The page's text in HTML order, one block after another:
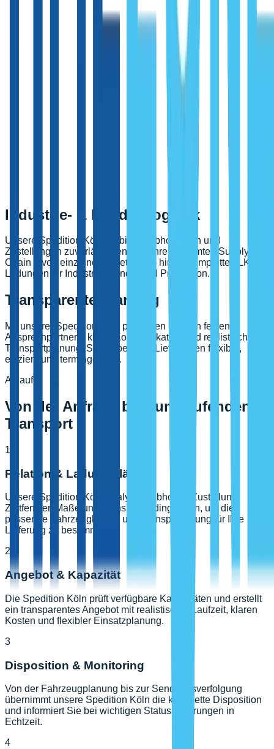
Industrie- & Handelslogistik
Unsere Spedition Köln verbindet Abholungen und
Zustellungen zuverlässig entlang Ihrer gesamten Supply
Chain – von einzelnen Paletten bis hin zu kompletten LKW-
Ladungen für Industrie, Handel und Produktion.
Transparente Planung
Mit unserer Spedition Köln profitieren Sie von festen
Ansprechpartnern, klarer Kommunikation und realistischer
Transportplanung. So bleiben Ihre Lieferketten flexibel,
effizient und termingerecht.
Ablauf
Von der Anfrage bis zum laufenden
Transport
1
Relation & Ladung klären
Unsere Spedition Köln analysiert Abholort, Zustellung,
Zeitfenster, Maße und Transportbedingungen, um die
passende Fahrzeugklasse und Transportlösung für Ihre
Lieferung zu bestimmen.
2
Angebot & Kapazität
Die Spedition Köln prüft verfügbare Kapazitäten und erstellt
ein transparentes Angebot mit realistischer Laufzeit, klaren
Kosten und flexibler Einsatzplanung.
3
Disposition & Monitoring
Von der Fahrzeugplanung bis zur Sendungsverfolgung
übernimmt unsere Spedition Köln die komplette Disposition
und informiert Sie bei wichtigen Statusänderungen in
Echtzeit.
4